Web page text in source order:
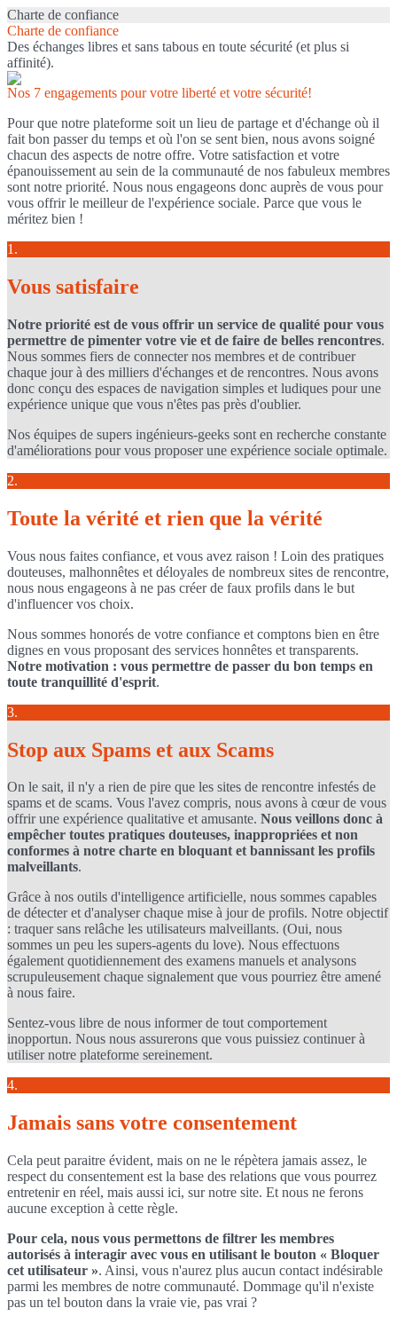
Charte de confiance
Charte de confiance
Des échanges libres et sans tabous en toute sécurité (et plus si
affinité).
Nos 7 engagements pour votre liberté et votre sécurité!
Pour que notre plateforme soit un lieu de partage et d'échange où il
fait bon passer du temps et où l'on se sent bien, nous avons soigné
chacun des aspects de notre offre. Votre satisfaction et votre
épanouissement au sein de la communauté de nos fabuleux membres
sont notre priorité. Nous nous engageons donc auprès de vous pour
vous offrir le meilleur de l'expérience sociale. Parce que vous le
méritez bien !
1.
Vous satisfaire
Notre priorité est de vous offrir un service de qualité pour vous
permettre de pimenter votre vie et de faire de belles rencontres.
Nous sommes fiers de connecter nos membres et de contribuer
chaque jour à des milliers d'échanges et de rencontres. Nous avons
donc conçu des espaces de navigation simples et ludiques pour une
expérience unique que vous n'êtes pas près d'oublier.
Nos équipes de supers ingénieurs-geeks sont en recherche constante
d'améliorations pour vous proposer une expérience sociale optimale.
2.
Toute la vérité et rien que la vérité
Vous nous faites confiance, et vous avez raison ! Loin des pratiques
douteuses, malhonnêtes et déloyales de nombreux sites de rencontre,
nous nous engageons à ne pas créer de faux profils dans le but
d'influencer vos choix.
Nous sommes honorés de votre confiance et comptons bien en être
dignes en vous proposant des services honnêtes et transparents.
Notre motivation : vous permettre de passer du bon temps en
toute tranquillité d'esprit.
3.
Stop aux Spams et aux Scams
On le sait, il n'y a rien de pire que les sites de rencontre infestés de
spams et de scams. Vous l'avez compris, nous avons à cœur de vous
offrir une expérience qualitative et amusante. Nous veillons donc à
empêcher toutes pratiques douteuses, inappropriées et non
conformes à notre charte en bloquant et bannissant les profils
malveillants.
Grâce à nos outils d'intelligence artificielle, nous sommes capables
de détecter et d'analyser chaque mise à jour de profils. Notre objectif
: traquer sans relâche les utilisateurs malveillants. (Oui, nous
sommes un peu les supers-agents du love). Nous effectuons
également quotidiennement des examens manuels et analysons
scrupuleusement chaque signalement que vous pourriez être amené
à nous faire.
Sentez-vous libre de nous informer de tout comportement
inopportun. Nous nous assurerons que vous puissiez continuer à
utiliser notre plateforme sereinement.
4.
Jamais sans votre consentement
Cela peut paraitre évident, mais on ne le répètera jamais assez, le
respect du consentement est la base des relations que vous pourrez
entretenir en réel, mais aussi ici, sur notre site. Et nous ne ferons
aucune exception à cette règle.
Pour cela, nous vous permettons de filtrer les membres
autorisés à interagir avec vous en utilisant le bouton « Bloquer
cet utilisateur ». Ainsi, vous n'aurez plus aucun contact indésirable
parmi les membres de notre communauté. Dommage qu'il n'existe
pas un tel bouton dans la vraie vie, pas vrai ?